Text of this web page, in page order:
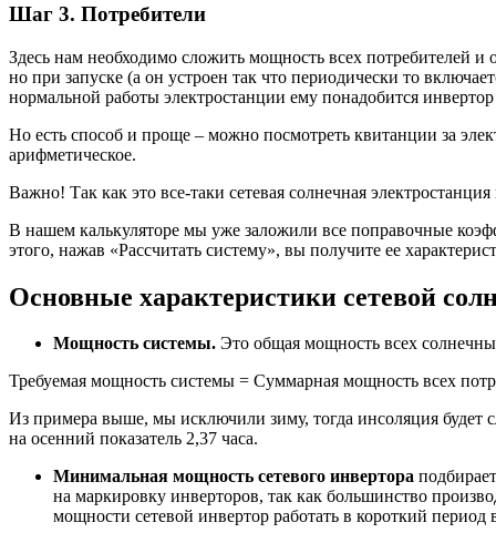
Шаг 3. Потребители
Здесь нам необходимо сложить мощность всех потребителей
но при запуске (а он устроен так что периодически то
нормальной работы электростанции ему понадобится
Но есть способ и проще – можно посмотреть квитанции за
арифметическое.
Важно! Так как это все-таки сетевая солнечная
В нашем калькуляторе мы уже заложили все поправочные
этого, нажав «Рассчитать систему», вы получите ее
Основные характеристики сетевой
Мощность системы. Это общая мощность всех
Требуемая мощность системы = Суммарная мощность всех
Из примера выше, мы исключили зиму, тогда инсоляция будет
на осенний показатель 2,37 часа.
Минимальная мощность сетевого инвертора
на маркировку инверторов, так как большинство
мощности сетевой инвертор работать в короткий период